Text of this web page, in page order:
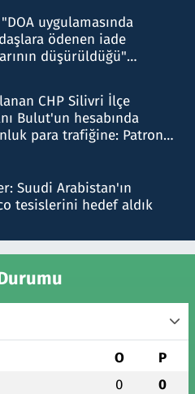
"DOA uygulamasında
ödenen iade
düşürüldüğü"
CHP Silivri İlçe
Bulut'un hesabında
para trafiğine: Patron
Suudi Arabistan'ın
tesislerini hedef aldık
O P
0 0